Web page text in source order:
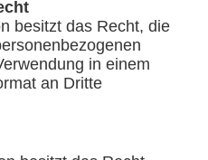
besitzt das Recht, die
in einem
an Dritte